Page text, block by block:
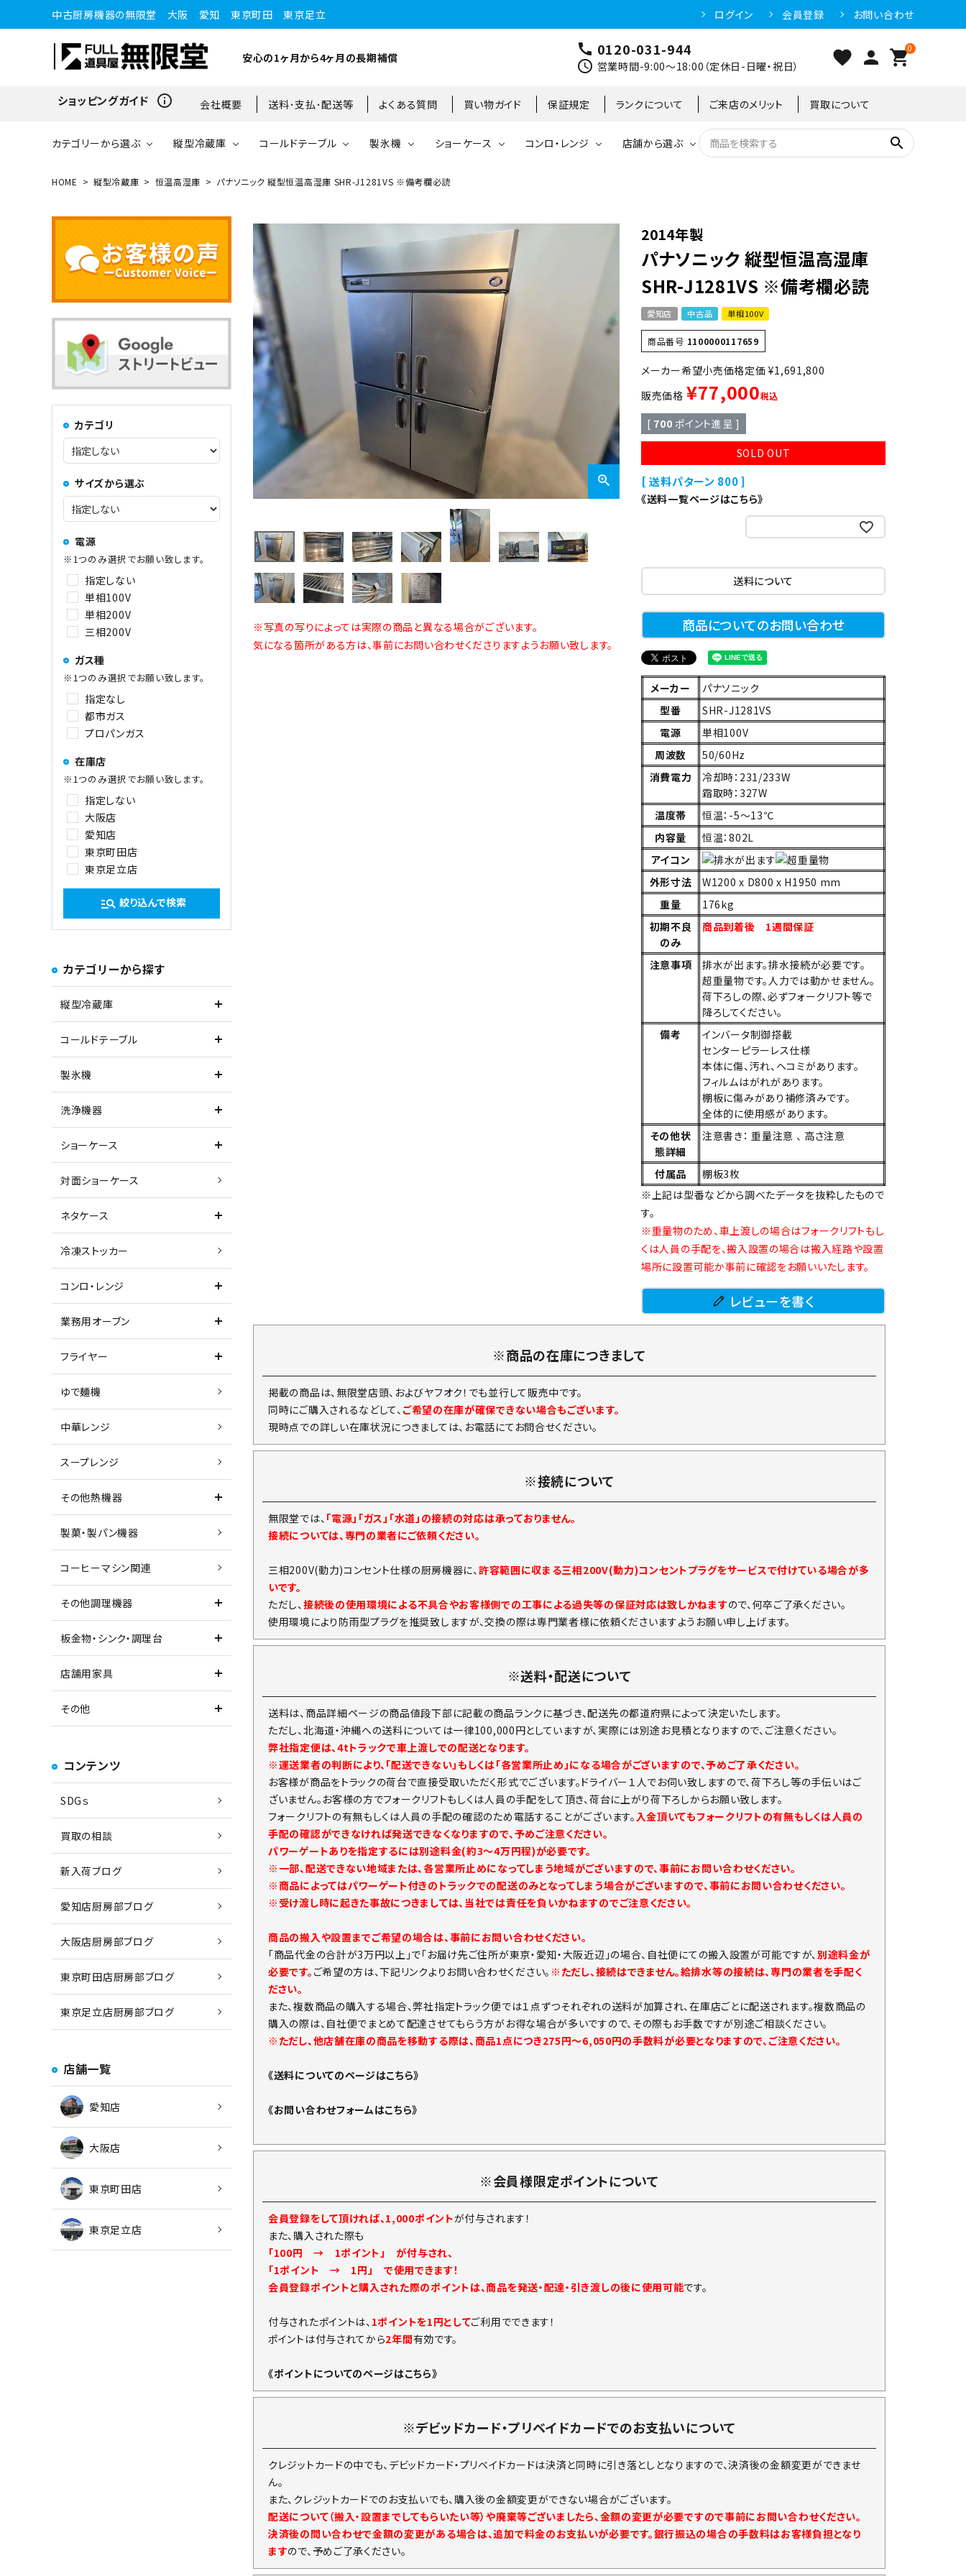
中古厨房機器の無限堂 大阪 愛知 東京町田 東京足立 ログイン 会員登録 お問い合わせ
安心の1ヶ月から4ヶ月の長期補償 call 0120-031-944
schedule 営業時間-9:00～18:00（定休日-日曜・祝日） favorite person 0
shopping_cart
ショッピングガイド info_outline 会社概要 送料･支払･配送等 よくある質問 買い物ガイド 保証規定 ランクについて ご来店のメリット 買取について
カテゴリーから選ぶ
ショーケース 対面ショーケース 冷凍ストッカー
コンロ・レンジ 業務用オーブン ゆで麺機
スープレンジ 製菓・製パン機器
コーヒーマシン関連 その他調理機器 板金物・シンク・調理台 店舗用家具
その他
縦型冷蔵庫
ブラストチラー・ショックフ
リーザー
コールドテーブル
ドロワータイプ・他
製氷機
65kg 75kg 95kg
100kg以上 チップ・フレークアイス ビッグアイス・その他異形
ショーケース
ワインセラー・ワインクーラ
ー
ホットショーケース
コンロ・レンジ 店舗から選ぶ search
HOME 縦型冷蔵庫 恒温高湿庫 パナソニック 縦型恒温高湿庫 SHR-J1281VS ※備考欄必読
カテゴリ
サイズから選ぶ
電源
※1つのみ選択でお願い致します。
指定しない
単相100V
単相200V
三相200V
ガス種
※1つのみ選択でお願い致します。
指定なし
都市ガス
プロパンガス
在庫店
※1つのみ選択でお願い致します。
指定しない
大阪店
愛知店
東京町田店
東京足立店
manage_search 絞り込んで検索
カテゴリーから探す
縦型冷蔵庫
コールドテーブル
製氷機
洗浄機器
ショーケース
対面ショーケース
ネタケース
冷凍ストッカー
コンロ・レンジ
業務用オーブン
フライヤー
ゆで麺機
中華レンジ
スープレンジ
その他熱機器
製菓・製パン機器
コーヒーマシン関連
その他調理機器
板金物・シンク・調理台
店舗用家具
その他
コンテンツ
SDGｓ
買取の相談
新入荷ブログ
愛知店厨房部ブログ
大阪店厨房部ブログ
東京町田店厨房部ブログ
東京足立店厨房部ブログ
店舗一覧
愛知店
大阪店
東京町田店
東京足立店
※写真の写りによっては実際の商品と異なる場合がございます。
気になる箇所がある方は、事前にお問い合わせくださりますようお願い致します。
2014年製
パナソニック 縦型恒温高湿庫
SHR-J1281VS ※備考欄必読
愛知店 中古品 単相100V
商品番号 1100000117659
定価 ¥1,691,800
販売価格 ¥77,000税込
[ 700 ポイント進呈 ]
SOLD OUT
送料パターン 800
《送料一覧ページはこちら》
送料について
商品についてのお問い合わせ
メーカー
パナソニック
型番
SHR-J1281VS
電源
単相100V
周波数
50/60Hz
消費電力
冷却時：231/233W
霜取時：327W
温度帯
恒温：-5～13℃
内容量
恒温：802L
アイコン
外形寸法
W1200 x D800 x H1950 mm
重量
176kg
初期不良
のみ
商品到着後 1週間保証
注意事項
排水が出ます。排水接続が必要です。
超重量物です。人力では動かせません。
荷下ろしの際、必ずフォークリフト等で
降ろしてください。
備考
インバータ制御搭載
センターピラーレス仕様
本体に傷、汚れ、ヘコミがあります。
フィルムはがれがあります。
棚板に傷みがあり補修済みです。
全体的に使用感があります。
その他状
態詳細
注意書き： 重量注意 、 高さ注意
付属品
棚板3枚
※上記は型番などから調べたデータを抜粋したもので
す。
※重量物のため、車上渡しの場合はフォークリフトもし
くは人員の手配を、搬入設置の場合は搬入経路や設置
場所に設置可能か事前に確認をお願いいたします。
レビューを書く
※商品の在庫につきまして
掲載の商品は、無限堂店頭、およびヤフオク！でも並行して販売中です。
同時にご購入されるなどして、 ご希望の在庫が確保できない場合もございます。
現時点での詳しい在庫状況につきましては、お電話にてお問合せください。
※接続について
無限堂では、 「電源」「ガス」「水道」の接続の対応は承っておりません。
接続については、専門の業者にご依頼ください。
三相200V(動力)コンセント仕様の厨房機器に、 許容範囲に収まる三相200V(動力)コンセントプラグをサービスで付けている場合が多
いです。
ただし、 接続後の使用環境による不具合やお客様側での工事による過失等の保証対応は致しかねますので、何卒ご了承ください。
使用環境により防雨型プラグを推奨致しますが、交換の際は専門業者様に依頼くださいますようお願い申し上げます。
※送料・配送について
送料は、商品詳細ページの商品値段下部に記載の商品ランクに基づき、配送先の都道府県によって決定いたします。
ただし、北海道・沖縄への送料については一律100,000円としていますが、実際には別途お見積となりますので、ご注意ください。
弊社指定便は、4tトラックで車上渡しでの配送となります。
※運送業者の判断により、「配送できない」もしくは「各営業所止め」になる場合がございますので、予めご了承ください。
お客様が商品をトラックの荷台で直接受取いただく形式でございます。ドライバー１人でお伺い致しますので、荷下ろし等の手伝いはご
ざいません。お客様の方でフォークリフトもしくは人員の手配をして頂き、荷台に上がり荷下ろしからお願い致します。
フォークリフトの有無もしくは人員の手配の確認のため電話することがございます。 入金頂いてもフォークリフトの有無もしくは人員の
手配の確認ができなければ発送できなくなりますので、予めご注意ください。
パワーゲートありを指定するには別途料金(約3～4万円程)が必要です。
※一部、配送できない地域または、各営業所止めになってしまう地域がございますので、事前にお問い合わせください。
※商品によってはパワーゲート付きのトラックでの配送のみとなってしまう場合がございますので、事前にお問い合わせください。
※受け渡し時に起きた事故につきましては、当社では責任を負いかねますのでご注意ください。
商品の搬入や設置までご希望の場合は、事前にお問い合わせください。
「商品代金の合計が3万円以上」で「お届け先ご住所が東京・愛知・大阪近辺」の場合、自社便にての搬入設置が可能ですが、 別途料金が
必要です。 ご希望の方は、下記リンクよりお問い合わせください。 ※ただし、接続はできません。給排水等の接続は、専門の業者を手配く
ださい。
また、複数商品の購入する場合、弊社指定トラック便では１点ずつそれぞれの送料が加算され、在庫店ごとに配送されます。複数商品の
購入の際は、自社便でまとめて配達させてもらう方がお得な場合が多いですので、その際もお手数ですが別途ご相談ください。
※ただし、他店舗在庫の商品を移動する際は、商品1点につき275円～6,050円の手数料が必要となりますので、ご注意ください。
《送料についてのページはこちら》
《お問い合わせフォームはこちら》
※会員様限定ポイントについて
会員登録をして頂ければ、1,000ポイントが付与されます！
また、購入された際も
「100円 → 1ポイント」 が付与され、
「1ポイント → 1円」 で使用できます！
会員登録ポイントと購入された際のポイントは、商品を発送・配達・引き渡しの後に使用可能です。
付与されたポイントは、 1ポイントを1円としてご利用でできます！
ポイントは付与されてから2年間有効です。
《ポイントについてのページはこちら》
※デビッドカード・プリベイドカードでのお支払いについて
クレジットカードの中でも、デビッドカード・プリベイドカードは決済と同時に引き落としとなりますので、決済後の金額変更ができませ
ん。
また、クレジットカードでのお支払いでも、購入後の金額変更ができない場合がございます。
配送について（搬入・設置までしてもらいたい等）や廃棄等ございましたら、金額の変更が必要ですので事前にお問い合わせください。
決済後の問い合わせで金額の変更がある場合は、追加で料金のお支払いが必要です。銀行振込の場合の手数料はお客様負担となり
ますので、予めご了承ください。